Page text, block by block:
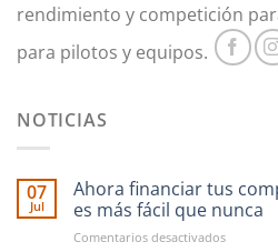
rendimiento y competición
para pilotos y equipos.
NOTICIAS
07
Jul
Ahora financiar tus
es más fácil que nunca
Comentarios desactivadosen